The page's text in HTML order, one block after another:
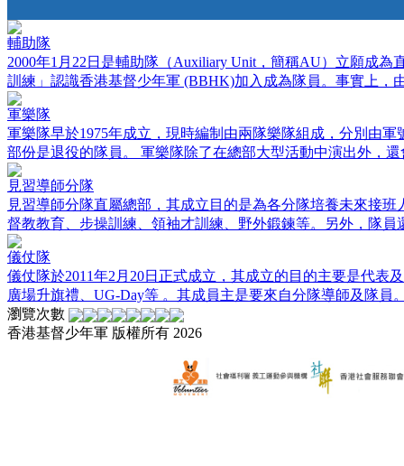
輔助隊
2000年1月22日是輔助隊（Auxiliary Unit，簡稱AU）立願成
訓練」認識香港基督少年軍 (BBHK)加入成為隊員。事實上，
軍樂隊
軍樂隊早於1975年成立，現時編制由兩隊樂隊組成，分別由
部份是退役的隊員。 軍樂隊除了在總部大型活動中演出外，還
見習導師分隊
見習導師分隊直屬總部，其成立目的是為各分隊培養未來接
督教教育、步操訓練、領袖才訓練、野外鍛鍊等。另外，隊員
儀仗隊
儀仗隊於2011年2月20日正式成立，其成立的目的主要是代表
廣場升旗禮、UG-Day等 。其成員主是要來自分隊導師及隊員
瀏覽次數
香港基督少年軍 版權所有 2026